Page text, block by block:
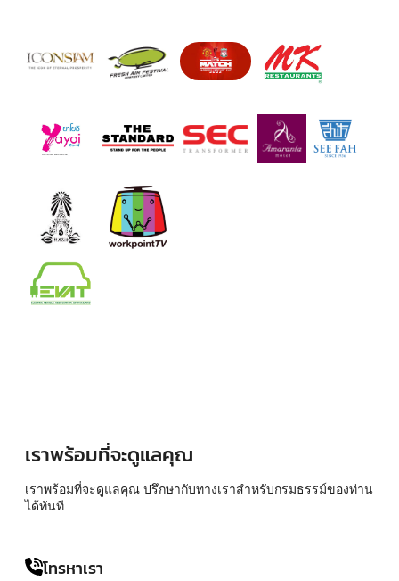
เราพร้อมที่จะดูแลคุณ
เราพร้อมที่จะดูแลคุณ ปรึกษากับทางเราสำหรับกรมธรรม์ของท่าน
ได้ทันที
โทรหาเรา